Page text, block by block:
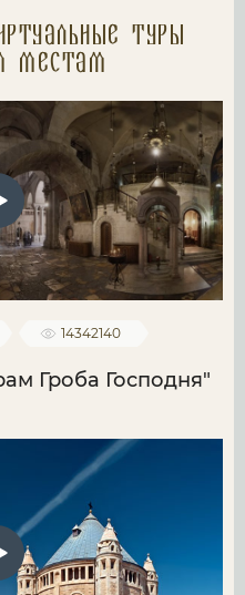
туры
местам
14342140
Гроба Господня"